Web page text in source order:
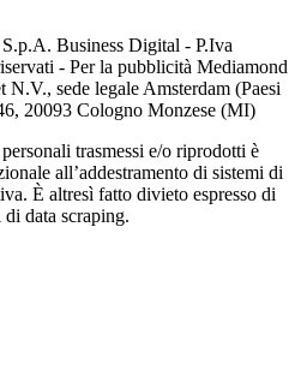
Business Digital - P.Iva
- Per la pubblicità Mediamond
sede legale Amsterdam (Paesi
20093 Cologno Monzese (MI)
trasmessi e/o riprodotti è
all’addestramento di sistemi di
È altresì fatto divieto espresso di
data scraping.